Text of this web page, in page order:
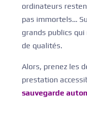
ordinateurs
pas immortels…
grands publics
de qualités.
Alors, prenez les
prestation
sauvegarde